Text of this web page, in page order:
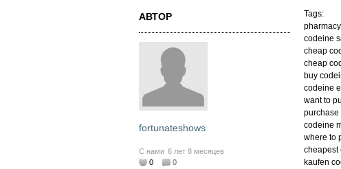
АВТОР
fortunateshows
С нами 6 лет 8 месяцев
0
0
Tags:
codeine
cheap
cheap
buy
codeine
want to
purchase
codeine
where to
cheapest
kaufen